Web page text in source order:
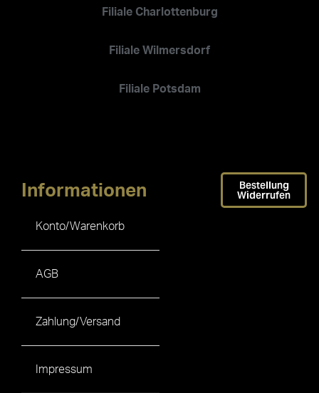
Filiale Charlottenburg
Filiale Wilmersdorf
Filiale Potsdam
Informationen
Konto/Warenkorb
AGB
Zahlung/Versand
Impressum
Bestellung
Widerrufen